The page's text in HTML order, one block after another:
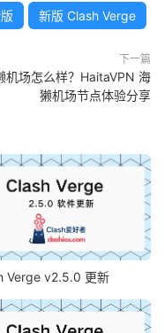
新版 Clash Verge
下一篇
机场怎么样？HaitaVPN 海
獭机场节点体验分享
Verge v2.5.0 更新